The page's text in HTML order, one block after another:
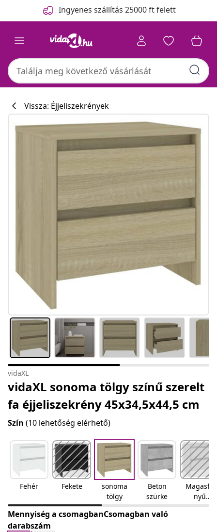
Ingyenes szállítás 25000 ft felett
Vissza: Éjjeliszekrények
vidaXL
vidaXL sonoma tölgy színű szerelt
fa éjjeliszekrény 45x34,5x44,5 cm
Szín (10 lehetőség elérhető)
Fehér Fekete
sonoma
tölgy
Beton
szürke
Magasfé
nyű
fehér
Mennyiség a csomagbanCsomagban való
darabszám